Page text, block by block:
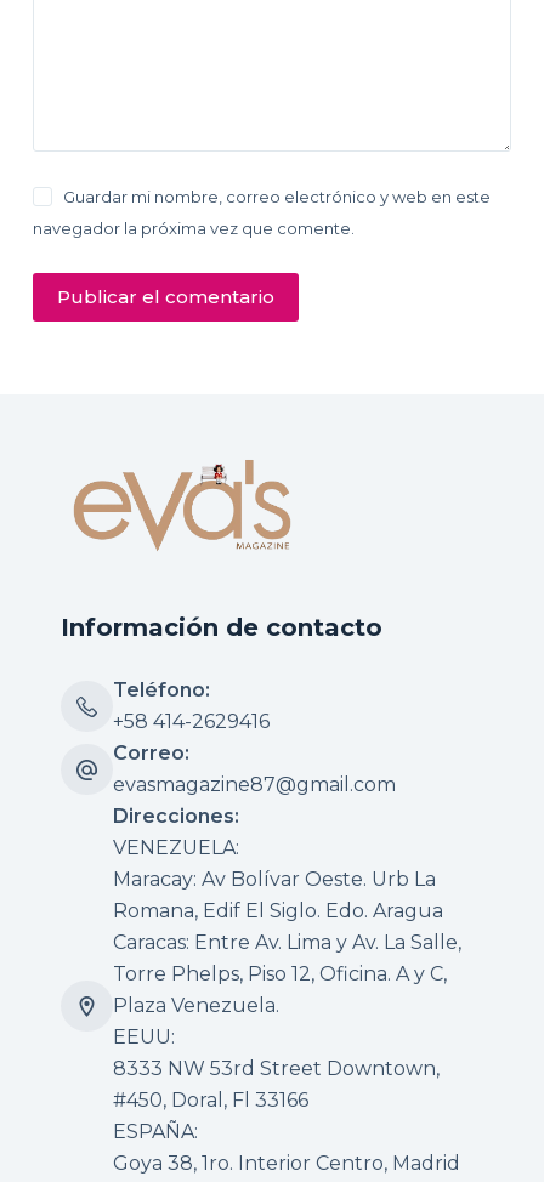
Guardar mi nombre, correo electrónico y web en este
navegador la próxima vez que comente.
Publicar el comentario
Información de contacto
Teléfono:
+58 414-2629416
Correo:
evasmagazine87@gmail.com
Direcciones:
VENEZUELA:
Maracay: Av Bolívar Oeste. Urb La
Romana, Edif El Siglo. Edo. Aragua
Caracas: Entre Av. Lima y Av. La Salle,
Torre Phelps, Piso 12, Oficina. A y C,
Plaza Venezuela.
EEUU:
8333 NW 53rd Street Downtown,
#450, Doral, Fl 33166
ESPAÑA:
Goya 38, 1ro. Interior Centro, Madrid